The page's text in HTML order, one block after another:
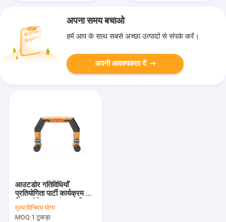
अपना समय बचाओ
हमें आप के साथ सबसे अच्छा उत्पादों से संपर्क करें।
अपनी आवश्यकता दें
आउटडोर गतिविधियाँ
प्रतियोगिता पार्टी कार्यक्रम के
लिए ब्लोटेबल आरंभ समाप्ति
मेहराब
मूल्य:विनिमय योग्य
MOQ:1 टुकड़ा